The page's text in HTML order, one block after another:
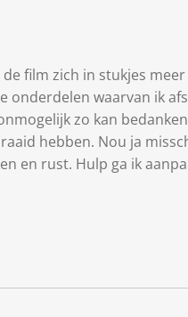
film zich in stukjes
onderdelen waarvan ik
zo kan
hebben. Nou ja
en rust. Hulp ga ik